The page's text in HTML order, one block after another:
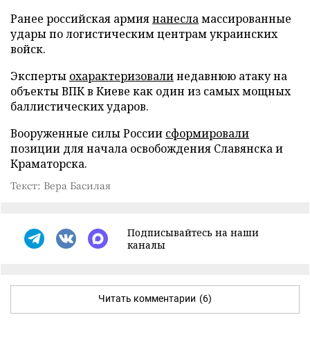
Ранее российская армиянанесламассированные
удары по логистическим центрам украинских
войск.
Эксперты охарактеризовалинедавнюю атаку на
объекты ВПК в Киеве как один из самых мощных
баллистических ударов.
Вооруженные силы России сформировали
позиции для начала освобождения Славянска и
Краматорска.
Текст: Вера Басилая
Подписывайтесь на наши
каналы
Читать комментарии (6)